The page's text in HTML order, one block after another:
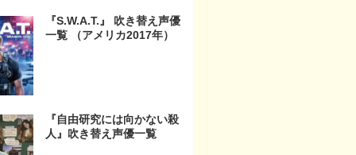
『S.W.A.T.』 吹き替え声優
一覧 （アメリカ2017年）
『自由研究には向かない殺
人』吹き替え声優一覧